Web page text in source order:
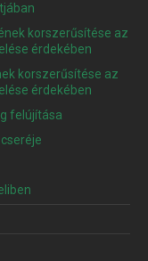
korszerűsítése az
érdekében
korszerűsítése az
érdekében
felújítása